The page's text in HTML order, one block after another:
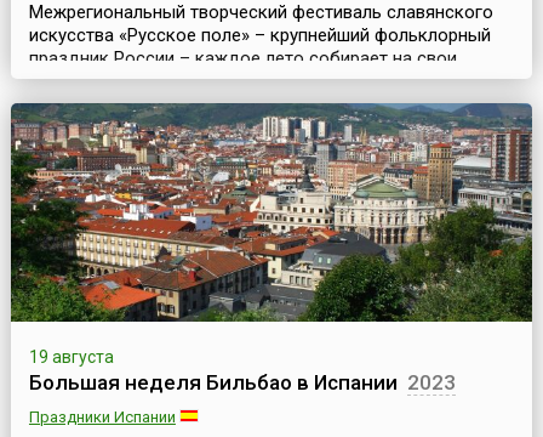
Межрегиональный творческий фестиваль славянского
искусства «Русское поле» – крупнейший фольклорный
праздник России – каждое лето собирает на свои
площадки лучшие фольклорные ансамбли и
ремесленников со всей страны. В последние годы он
проходит на территории музея-заповедника
«Коломенское» в Москве (несколько лет проводился в
музее-заповеднике «Царицыно»). Организатором
мероприятия выступает Департ...
19 августа
Большая неделя Бильбао в Испании 2023
Праздники Испании